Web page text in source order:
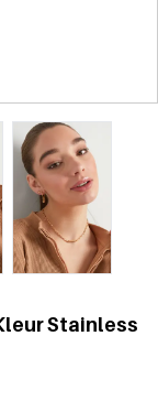
Stainless